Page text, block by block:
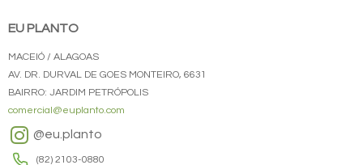
EU PLANTO
MACEIÓ / ALAGOAS
AV. DR. DURVAL DE GOES MONTEIRO, 6631
BAIRRO: JARDIM PETRÓPOLIS
comercial@euplanto.com
@eu.planto
(82) 2103-0880